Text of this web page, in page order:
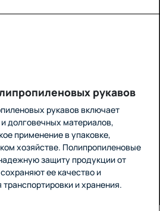
рукавов
рукавов включает
долговечных материалов,
применение в упаковке,
хозяйстве. Полипропиленовые
защиту продукции от
ее качество и
и хранения.